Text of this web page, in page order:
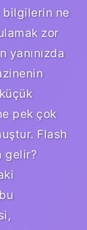
bilgilerin ne
zor
yanınızda
pek çok
Flash
gelir?